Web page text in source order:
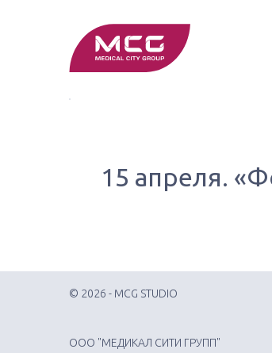
15 апреля.
© 2026 - MCG STUDIO
ООО "МЕДИКАЛ СИТИ ГРУПП"